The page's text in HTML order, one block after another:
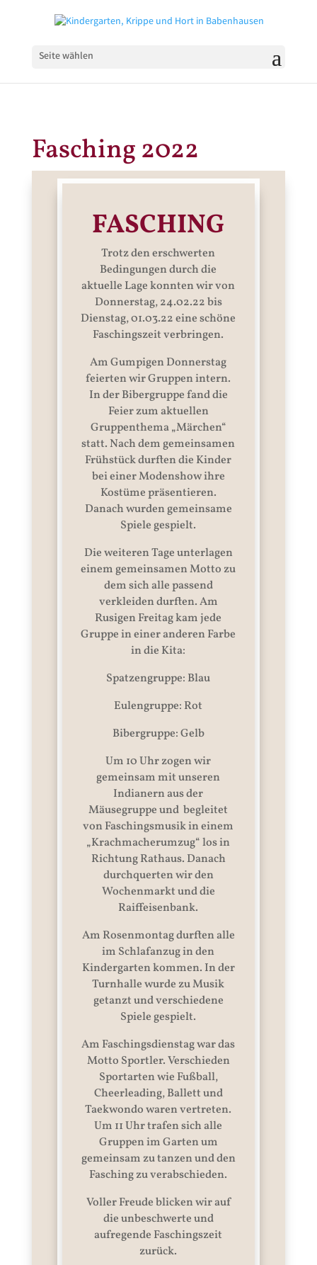
Seite wählen
Fasching 2022
FASCHING
Trotz den erschwerten
Bedingungen durch die
aktuelle Lage konnten wir von
Donnerstag, 24.02.22 bis
Dienstag, 01.03.22 eine schöne
Faschingszeit verbringen.
Am Gumpigen Donnerstag
feierten wir Gruppen intern.
In der Bibergruppe fand die
Feier zum aktuellen
Gruppenthema „Märchen“
statt. Nach dem gemeinsamen
Frühstück durften die Kinder
bei einer Modenshow ihre
Kostüme präsentieren.
Danach wurden gemeinsame
Spiele gespielt.
Die weiteren Tage unterlagen
einem gemeinsamen Motto zu
dem sich alle passend
verkleiden durften. Am
Rusigen Freitag kam jede
Gruppe in einer anderen Farbe
in die Kita:
Spatzengruppe: Blau
Eulengruppe: Rot
Bibergruppe: Gelb
Um 10 Uhr zogen wir
gemeinsam mit unseren
Indianern aus der
Mäusegruppe und begleitet
von Faschingsmusik in einem
„Krachmacherumzug“ los in
Richtung Rathaus. Danach
durchquerten wir den
Wochenmarkt und die
Raiffeisenbank.
Am Rosenmontag durften alle
im Schlafanzug in den
Kindergarten kommen. In der
Turnhalle wurde zu Musik
getanzt und verschiedene
Spiele gespielt.
Am Faschingsdienstag war das
Motto Sportler. Verschieden
Sportarten wie Fußball,
Cheerleading, Ballett und
Taekwondo waren vertreten.
Um 11 Uhr trafen sich alle
Gruppen im Garten um
gemeinsam zu tanzen und den
Fasching zu verabschieden.
Voller Freude blicken wir auf
die unbeschwerte und
aufregende Faschingszeit
zurück.